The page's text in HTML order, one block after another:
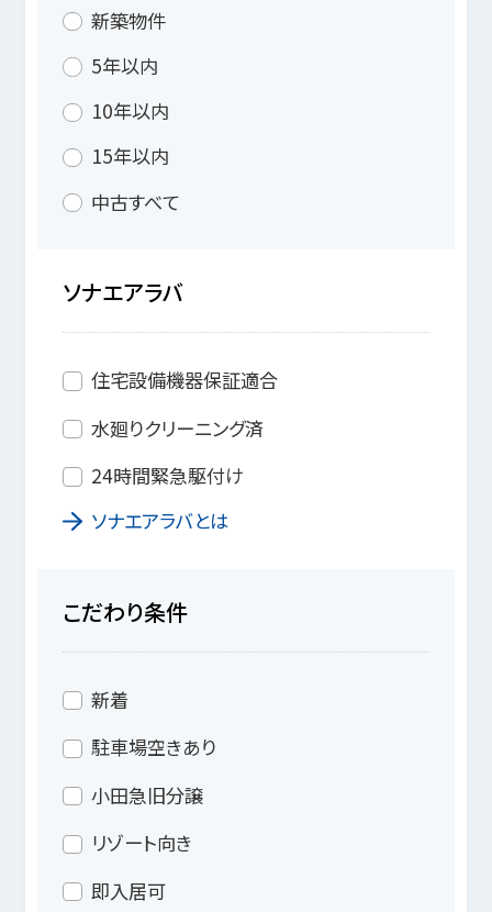
新築物件
5年以内
10年以内
15年以内
中古すべて
ソナエアラバ
住宅設備機器保証適合
水廻りクリーニング済
24時間緊急駆付け
ソナエアラバとは
こだわり条件
新着
駐車場空きあり
小田急旧分譲
リゾート向き
即入居可